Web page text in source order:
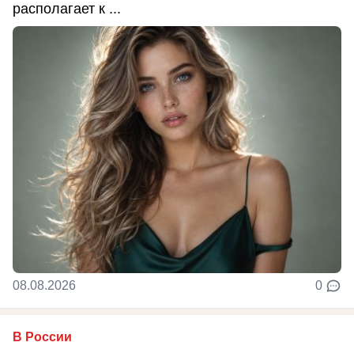
располагает к ...
08.08.2026 0
В России